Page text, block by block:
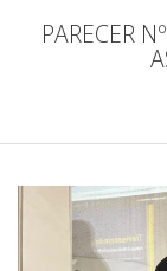
PARECER